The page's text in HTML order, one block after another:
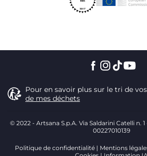
Pour en savoir plus sur le tri de
de mes déchets
© 2022 - Artsana S.p.A. Via Saldarini Catelli n.
00227010139
Politique de confidentialité Mentions